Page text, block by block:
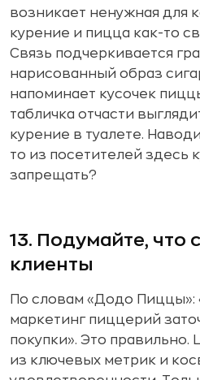
возникает ненужная для
курение и пицца как-то
Связь подчеркивается
нарисованный образ
напоминает кусочек
табличка отчасти
курение в туалете.
то из посетителей здесь
запрещать?
13. Подумайте,
клиенты
По словам «Додо Пиццы»:
маркетинг пиццерий
покупки». Это правильно.
из ключевых метрик и